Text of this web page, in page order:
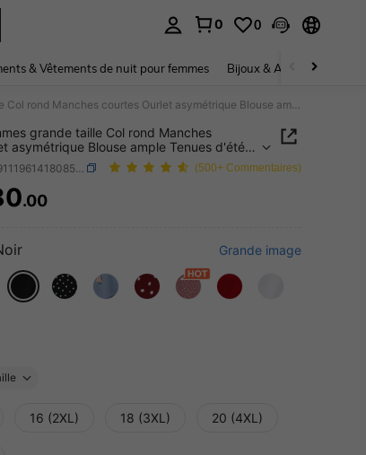
0 0
& Vêtements de nuit pour femmes Bijoux & Accessoires pour
Miaspire Femmes grande taille Col rond Manches courtes Ourlet asymétrique Blouse ample Tenues d'été pour femmes Vacances tropicales Vêtements pour femmes Robes modestes pour femmes Volants de plage Mousseline de soie pastel
grande taille Col rond Manches
asymétrique Blouse ample Tenues d'été
Vacances tropicales Vêtements pour
modestes pour femmes Volants de plage
soie pastel
(500+ Commentaires)
AND AVAILABILITY
.00
Grande image
16 (2XL) 18 (3XL) 20 (4XL)